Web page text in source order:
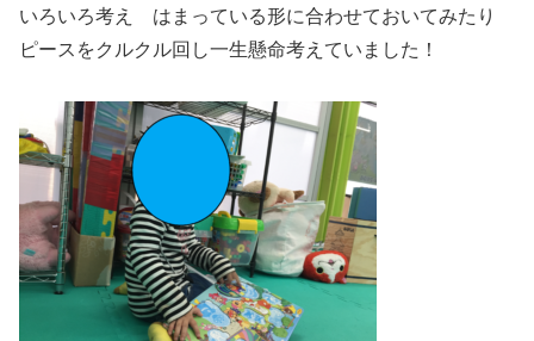
いろいろ考え はまっている形に合わせておいてみたり
ピースをクルクル回し一生懸命考えていました！